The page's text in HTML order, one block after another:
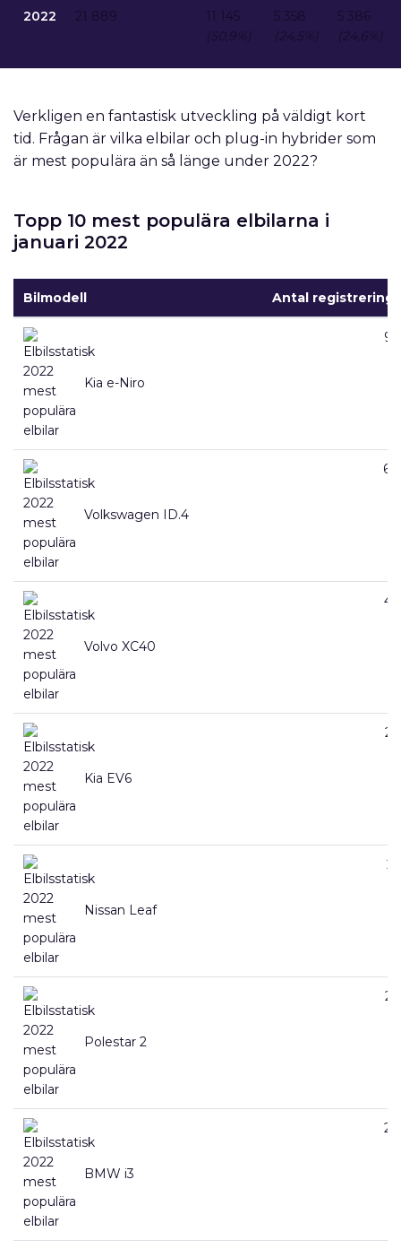
2022 21 889
11 145
(50,9%)
5 358
(24,5%)
5 386
(24,6%)
Verkligen en fantastisk utveckling på väldigt kort
tid. Frågan är vilka elbilar och plug-in hybrider som
är mest populära än så länge under 2022?
Topp 10 mest populära elbilarna i
januari 2022
Bilmodell Antal
Kia e-Niro
Volkswagen ID.4
Volvo XC40
Kia EV6
Nissan Leaf
Polestar 2
BMW i3